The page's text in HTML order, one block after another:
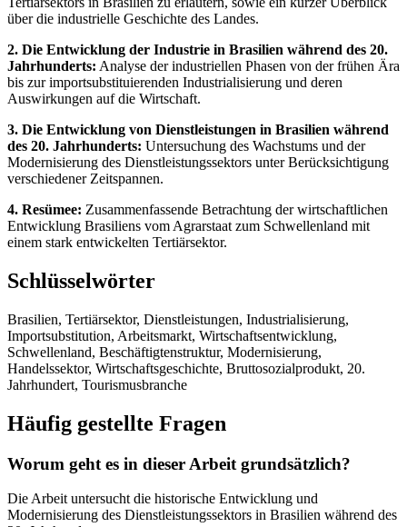
über die industrielle Geschichte des Landes.
2. Die Entwicklung der Industrie in Brasilien während des 20.
Jahrhunderts: Analyse der industriellen Phasen von der frühen Ära
bis zur importsubstituierenden Industrialisierung und deren
Auswirkungen auf die Wirtschaft.
3. Die Entwicklung von Dienstleistungen in Brasilien während
des 20. Jahrhunderts: Untersuchung des Wachstums und der
Modernisierung des Dienstleistungssektors unter Berücksichtigung
verschiedener Zeitspannen.
4. Resümee: Zusammenfassende Betrachtung der wirtschaftlichen
Entwicklung Brasiliens vom Agrarstaat zum Schwellenland mit
einem stark entwickelten Tertiärsektor.
Schlüsselwörter
Brasilien, Tertiärsektor, Dienstleistungen, Industrialisierung,
Importsubstitution, Arbeitsmarkt, Wirtschaftsentwicklung,
Schwellenland, Beschäftigtenstruktur, Modernisierung,
Handelssektor, Wirtschaftsgeschichte, Bruttosozialprodukt, 20.
Jahrhundert, Tourismusbranche
Häufig gestellte Fragen
Worum geht es in dieser Arbeit grundsätzlich?
Die Arbeit untersucht die historische Entwicklung und
Modernisierung des Dienstleistungssektors in Brasilien während des